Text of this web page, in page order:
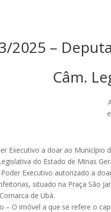
2025 –
Câm.
Executivo a doar ao Município
do Estado de Minas
Poder Executivo autorizado a
situado na Praça São
de Ubá.
– O imóvel a que se refere o